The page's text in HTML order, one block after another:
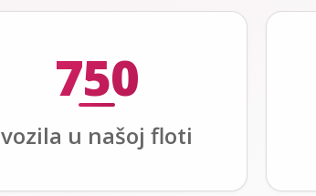
750
vozila u našoj floti